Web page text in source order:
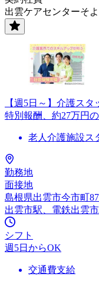
出雲ケアセンターそ
【週5日～】介護ス
特別報酬、約27万円
老人介護施設ス
勤務地
面接地
島根県出雲市今市町
出雲市駅、電鉄出雲
シフト
週5日からOK
交通費支給